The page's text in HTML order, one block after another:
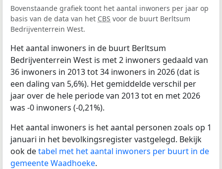
Bovenstaande grafiek toont het aantal inwoners per jaar op
basis van de data van het CBS voor de buurt Berltsum
Bedrijventerrein West.
Het aantal inwoners in de buurt Berltsum
Bedrijventerrein West is met 2 inwoners gedaald van
36 inwoners in 2013 tot 34 inwoners in 2026 (dat is
een daling van 5,6%). Het gemiddelde verschil per
jaar over de hele periode van 2013 tot en met 2026
was -0 inwoners (-0,21%).
Het aantal inwoners is het aantal personen zoals op 1
januari in het bevolkingsregister vastgelegd. Bekijk
ook detabel met het aantal inwoners per buurt in de
gemeente Waadhoeke.